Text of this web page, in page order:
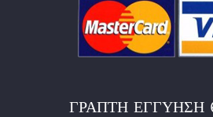
ΓΡΑΠΤΉ